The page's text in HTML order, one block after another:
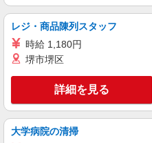
デイサービ
ー）
キープ
アルバイト パート
丸亀製麺彦根松原店
レジ・商品陳列スタッフ
時給 1,180円
堺市堺区
詳細を見る
大学病院の清掃